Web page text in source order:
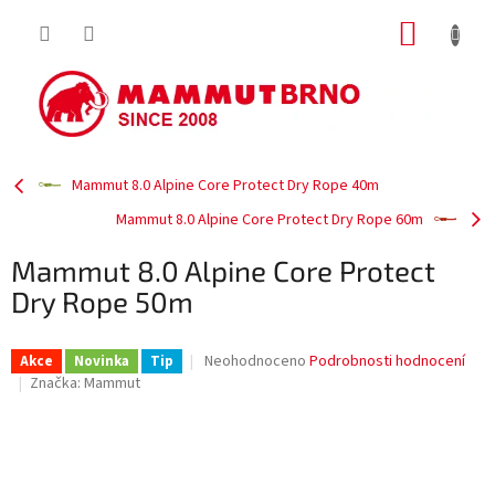
Mammut 8.0 Alpine Core Protect Dry Rope 40m
Mammut 8.0 Alpine Core Protect Dry Rope 60m
Mammut 8.0 Alpine Core Protect
Dry Rope 50m
Akce Novinka Tip
Průměrné
Neohodnoceno Podrobnosti hodnocení
Značka: Mammut